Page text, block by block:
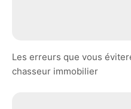
Les erreurs que vous
chasseur immobilier